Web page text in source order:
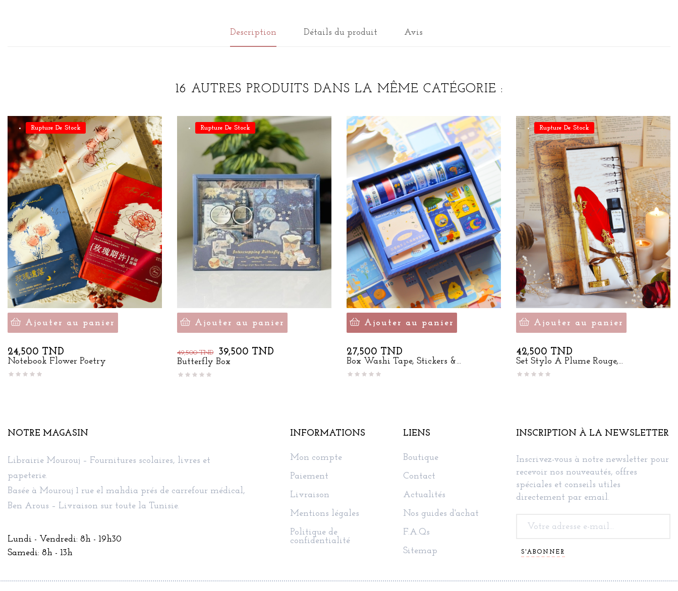
Description Détails du produit Avis
16 AUTRES PRODUITS DANS LA MÊME CATÉGORIE :
Rupture De Stock
Ajouter au panier
Prix
24,500 TND
Notebook Flower Poetry
Rupture De Stock
Ajouter au panier
Prix
de
49,500 TND Prix
39,500 TND
Butterfly Box
Ajouter au panier
Prix
27,500 TND
Box Washi Tape, Stickers &...
Rupture De Stock
Ajouter au panier
Prix
42,500 TND
Set Stylo À Plume Rouge,...
NOTRE MAGASIN
Librairie Mourouj – Fournitures scolaires, livres et
papeterie.
Basée à Mourouj 1 rue el mahdia prés de carrefour médical,
Ben Arous – Livraison sur toute la Tunisie.
Lundi - Vendredi: 8h - 19h30
Samedi: 8h - 13h
INFORMATIONS
Mon compte
Paiement
Livraison
Mentions légales
Politique de
confidentialité
LIENS
Boutique
Contact
Actualités
Nos guides d'achat
F.A.Qs
Sitemap
INSCRIPTION À LA NEWSLETTER
Inscrivez-vous à notre newsletter pour
recevoir nos nouveautés, offres
spéciales et conseils utiles
directement par email.
S'ABONNER